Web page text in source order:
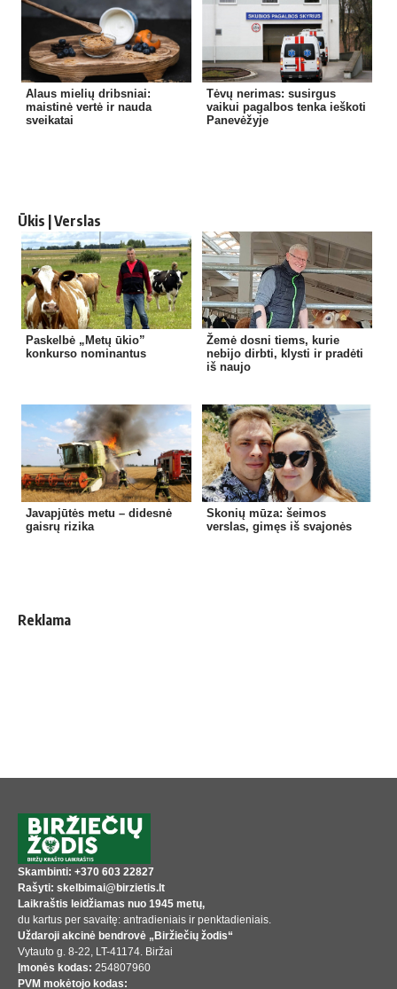
Alaus mielių dribsniai:
maistinė vertė ir nauda
sveikatai
Tėvų nerimas: susirgus
vaikui pagalbos tenka ieškoti
Panevėžyje
Ūkis | Verslas
Paskelbė „Metų ūkio”
konkurso nominantus
Žemė dosni tiems, kurie
nebijo dirbti, klysti ir pradėti
iš naujo
Javapjūtės metu – didesnė
gaisrų rizika
Skonių mūza: šeimos
verslas, gimęs iš svajonės
Reklama
Skambinti: +370 603 22827
Rašyti: skelbimai@birzietis.lt
Laikraštis leidžiamas nuo 1945 metų,
du kartus per savaitę: antradieniais ir penktadieniais.
Uždaroji akcinė bendrovė „Biržiečių žodis“
Vytauto g. 8-22, LT-41174. Biržai
Įmonės kodas: 254807960
PVM mokėtojo kodas: